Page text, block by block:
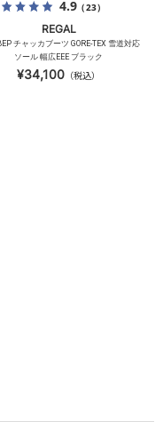
4.9（23）
REGAL
チャッカブーツ GORE-TEX 雪道対応
ソール 幅広EEE ブラック
¥34,100 （税込）